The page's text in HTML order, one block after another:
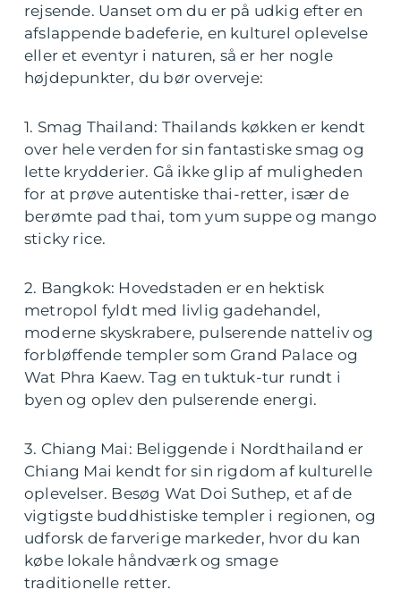
rejsende. Uanset om du er på udkig efter en
afslappende badeferie, en kulturel oplevelse
eller et eventyr i naturen, så er her nogle
højdepunkter, du bør overveje:
1. Smag Thailand: Thailands køkken er kendt
over hele verden for sin fantastiske smag og
lette krydderier. Gå ikke glip af muligheden
for at prøve autentiske thai-retter, især de
berømte pad thai, tom yum suppe og mango
sticky rice.
2. Bangkok: Hovedstaden er en hektisk
metropol fyldt med livlig gadehandel,
moderne skyskrabere, pulserende natteliv og
forbløffende templer som Grand Palace og
Wat Phra Kaew. Tag en tuktuk-tur rundt i
byen og oplev den pulserende energi.
3. Chiang Mai: Beliggende i Nordthailand er
Chiang Mai kendt for sin rigdom af kulturelle
oplevelser. Besøg Wat Doi Suthep, et af de
vigtigste buddhistiske templer i regionen, og
udforsk de farverige markeder, hvor du kan
købe lokale håndværk og smage
traditionelle retter.